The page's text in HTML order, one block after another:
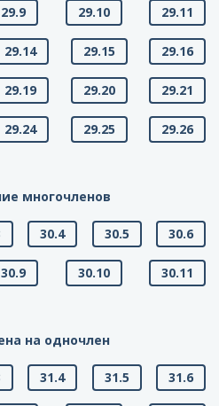
29.9 29.10 29.11
29.14 29.15 29.16
29.19 29.20 29.21
29.24 29.25 29.26
многочленов
30.4 30.5 30.6
30.9 30.10 30.11
на одночлен
31.4 31.5 31.6